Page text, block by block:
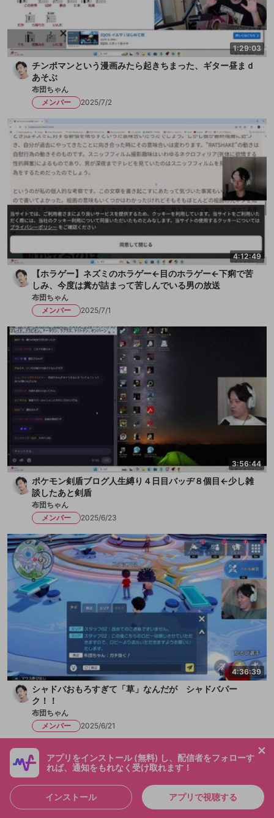
1:29:03
チンポマンという漫画みたら起きちまった、ギター昼まｄ
あそぶ
布団ちゃん
メンバー
2025/7/2
4:12:49
【ホラゲー】ネズミのホラゲー←目のホラゲー←下痢で苦
しみ、今度は糞が詰まって苦しんでいる男の放送
布団ちゃん
メンバー
2025/7/1
3:56:44
ポケモン剣盾ブログ人生縛り４日目バッヂ８個目←少し雑
談したあと剣盾
布団ちゃん
メンバー
2025/6/23
4:36:39
シャドバおもろすぎて「草」なんだが シャドバパー
ク！！
布団ちゃん
メンバー
2025/6/21
アプリをインストール (無料) し、配信者をフォローす
れば、通知をもれなく受け取れます！
インストール アプリで視聴する